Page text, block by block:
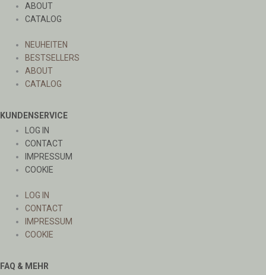
ABOUT
CATALOG
NEUHEITEN
BESTSELLERS
ABOUT
CATALOG
KUNDENSERVICE
LOG IN
CONTACT
IMPRESSUM
COOKIE
LOG IN
CONTACT
IMPRESSUM
COOKIE
FAQ & MEHR